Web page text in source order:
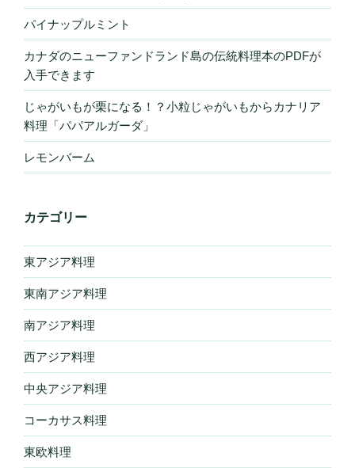
パイナップルミント
カナダのニューファンドランド島の伝統料理本のPDFが
入手できます
じゃがいもが栗になる！？小粒じゃがいもからカナリア
料理「パパアルガーダ」
レモンバーム
カテゴリー
東アジア料理
東南アジア料理
南アジア料理
西アジア料理
中央アジア料理
コーカサス料理
東欧料理